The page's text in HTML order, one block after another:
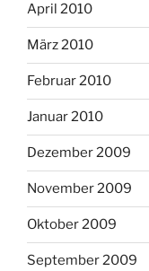
April 2010
März 2010
Februar 2010
Januar 2010
Dezember 2009
November 2009
Oktober 2009
September 2009